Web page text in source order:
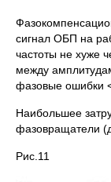
сигнал ОБП на
частоты не хуже
между
фазовые ошибки
Наибольшее
фазовращатели
Рис.11